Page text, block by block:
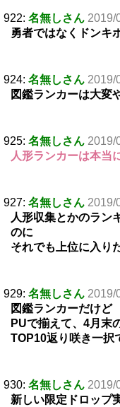
922: 名無しさん 2019/
勇者ではなくドンキ
924: 名無しさん 2019/
図鑑ランカーは大変
925: 名無しさん 2019/
人形ランカーは本当
927: 名無しさん 2019/
人形収集とかのラン
のに
それでも上位に入り
929: 名無しさん 2019/
図鑑ランカーだけど
PUで揃えて、4月末
TOP10返り咲き一択
930: 名無しさん 2019/
新しい限定ドロップ